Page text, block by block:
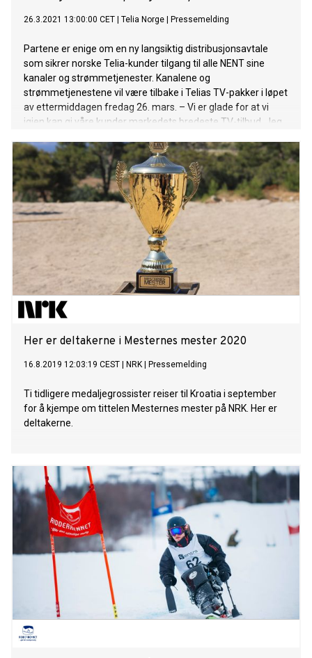
26.3.2021 13:00:00 CET Telia Norge Pressemelding
Partene er enige om en ny langsiktig distribusjonsavtale
som sikrer norske Telia-kunder tilgang til alle NENT sine
kanaler og strømmetjenester. Kanalene og
strømmetjenestene vil være tilbake i Telias TV-pakker i løpet
av ettermiddagen fredag 26. mars. – Vi er glade for at vi
igjen kan gi våre kunder markedets bredeste TV-tilbud. Jeg
ukene overfor våre kunder. Vi forstår frustrasjonen, men vi
har nå funnet en god løsning for begge parter, sier Stein-Erik
Vellan, administrerende direktør for Telia Norge. – Avtalen
sikrer valgfrihet, mangfold og muligheten til å se
kvalitetsinnhold på Norges mest moderne TV-plattform når
kundene selv vil, hvor de vil og på hvilken skjerm de vil. Våre
kunder kan se frem til mye spennende fremover, enten det
er fotball, langrenn, alpint eller masse annen vinteridrett,
serier, programmer og filmer. Den nye avtalen gir Telia-
kundene Norges bredeste portefølje av NENT-innhold. Det
betyr blant annet Champio
Her er deltakerne i Mesternes mester 2020
16.8.2019 12:03:19 CEST NRK Pressemelding
Ti tidligere medaljegrossister reiser til Kroatia i september
for å kjempe om tittelen Mesternes mester på NRK. Her er
deltakerne.